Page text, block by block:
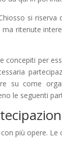
si
ritenute
concepiti per
su come
le seguenti
più opere.